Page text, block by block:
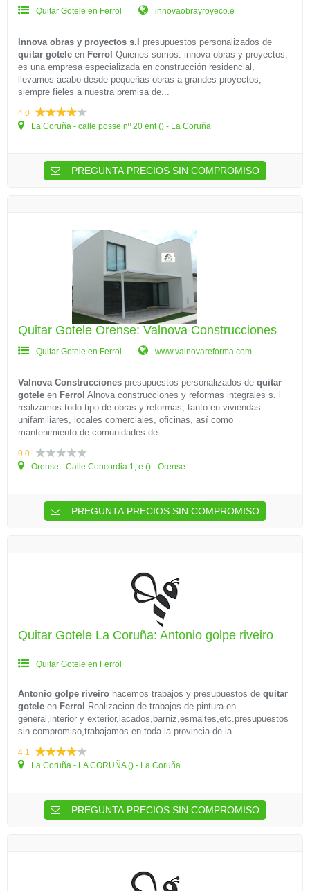
Quitar Gotele en Ferrol innovaobrayroyeco.e
Innova obras y proyectos s.l
presupuestos personalizados de
quitar gotele en Ferrol Quienes somos: innova obras y proyectos,
es una empresa especializada en construcción residencial,
llevamos acabo desde pequeñas obras a grandes proyectos,
siempre fieles a nuestra premisa de...
4.0
La Coruña - calle posse nº 20 ent () - La Coruña
PREGUNTA PRECIOS SIN COMPROMISO
Quitar Gotele Orense: Valnova Construcciones
Quitar Gotele en Ferrol www.valnovareforma.com
Valnova Construcciones presupuestos personalizados de quitar
gotele en Ferrol Alnova construcciones y reformas integrales s. l
realizamos todo tipo de obras y reformas, tanto en viviendas
unifamiliares, locales comerciales, oficinas, así como
mantenimiento de comunidades de...
0.0
Orense - Calle Concordia 1, e () - Orense
PREGUNTA PRECIOS SIN COMPROMISO
Quitar Gotele La Coruña: Antonio golpe riveiro
Quitar Gotele en Ferrol
Antonio golpe riveiro hacemos trabajos y presupuestos de quitar
gotele en Ferrol
Realizacion de trabajos de pintura en
general,interior y exterior,lacados,barniz,esmaltes,etc.presupuestos
sin compromiso,trabajamos en toda la provincia de la...
4.1
La Coruña - LA CORUÑA () - La Coruña
PREGUNTA PRECIOS SIN COMPROMISO